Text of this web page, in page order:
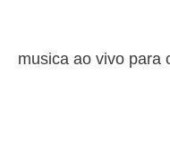
musica ao vivo para